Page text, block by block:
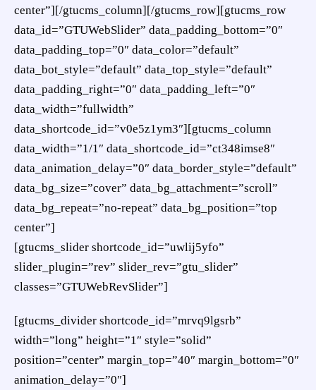
center”][/gtucms_column][/gtucms_row][gtucms_row
data_id=”GTUWebSlider” data_padding_bottom=”0″
data_padding_top=”0″ data_color=”default”
data_bot_style=”default” data_top_style=”default”
data_padding_right=”0″ data_padding_left=”0″
data_width=”fullwidth”
data_shortcode_id=”v0e5z1ym3″][gtucms_column
data_width=”1/1″ data_shortcode_id=”ct348imse8″
data_animation_delay=”0″ data_border_style=”default”
data_bg_size=”cover” data_bg_attachment=”scroll”
data_bg_repeat=”no-repeat” data_bg_position=”top
center”]
[gtucms_slider shortcode_id=”uwlij5yfo”
slider_plugin=”rev” slider_rev=”gtu_slider”
classes=”GTUWebRevSlider”]
[gtucms_divider shortcode_id=”mrvq9lgsrb”
width=”long” height=”1″ style=”solid”
position=”center” margin_top=”40″ margin_bottom=”0″
animation_delay=”0″]